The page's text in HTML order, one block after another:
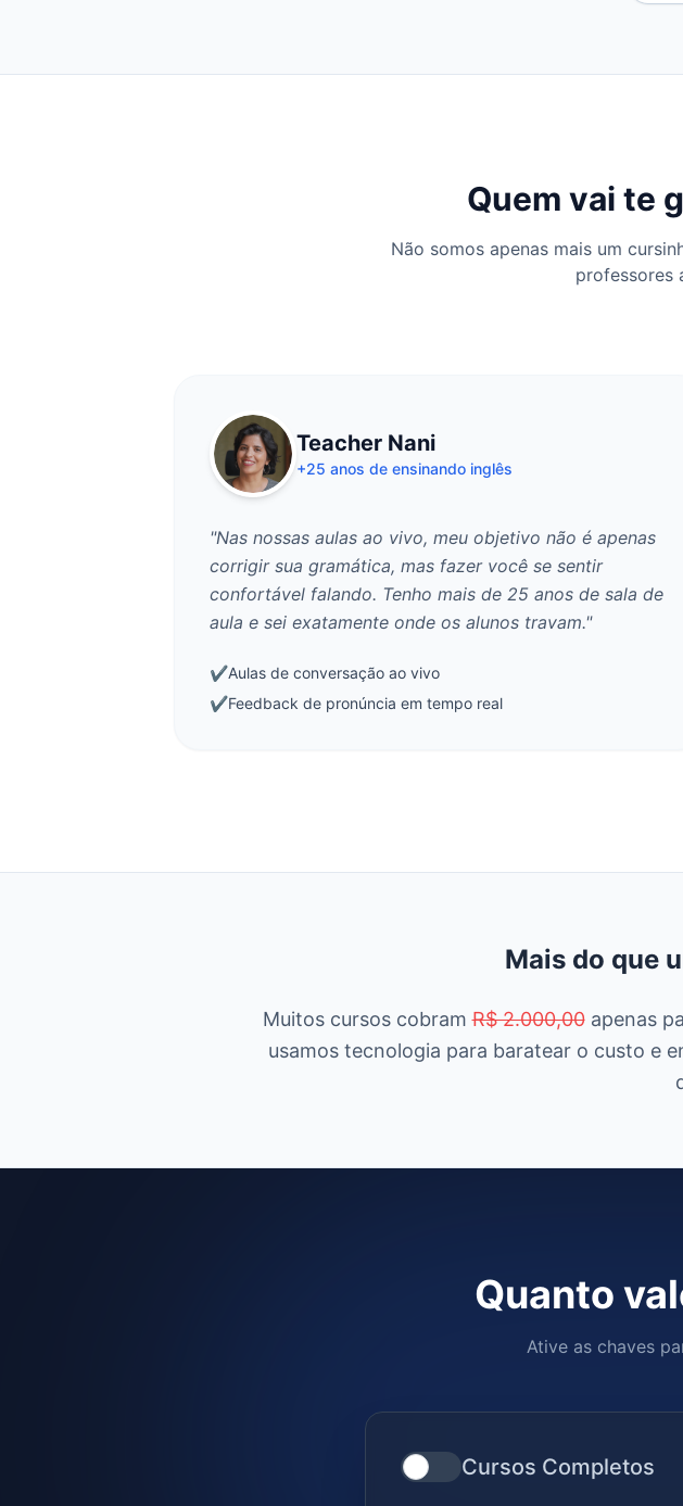
Quem vai te
Não somos apenas mais um
professores
Teacher Nani
+25 anos de ensinando inglês
"Nas nossas aulas ao vivo, meu objetivo não é apenas
corrigir sua gramática, mas fazer você se sentir
confortável falando. Tenho mais de 25 anos de sala de
aula e sei exatamente onde os alunos travam."
✔Aulas de conversação ao vivo
✔Feedback de pronúncia em tempo real
Mais do que
Muitos cursos cobramR$ 2.000,00apenas
usamos tecnologia para baratear o custo e
Quanto
Ative as chaves
Cursos Completos